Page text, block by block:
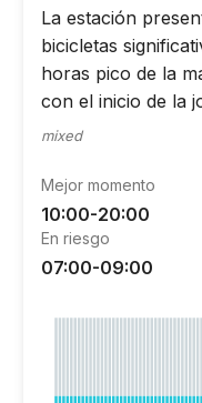
La estación
bicicletas
horas pico de la
con el inicio de la
mixed
Mejor momento
10:00-20:00
En riesgo
07:00-09:00